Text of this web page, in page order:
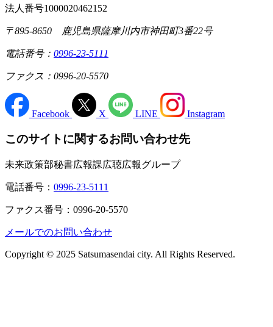
法人番号1000020462152
〒895-8650 鹿児島県薩摩川内市神田町3番22号
電話番号： 0996-23-5111
ファクス：0996-20-5570
Facebook X LINE Instagram
このサイトに関するお問い合わせ先
未来政策部秘書広報課広聴広報グループ
電話番号： 0996-23-5111
ファクス番号：0996-20-5570
メールでのお問い合わせ
Copyright © 2025 Satsumasendai city. All Rights Reserved.